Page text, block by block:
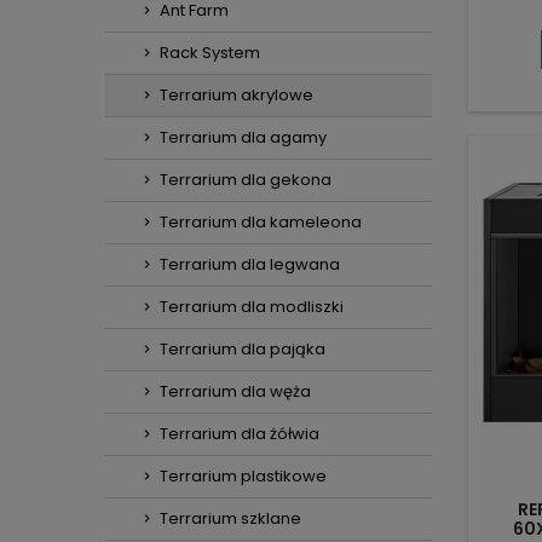
Ant Farm
Rack System
Terrarium akrylowe
Terrarium dla agamy
Terrarium dla gekona
Terrarium dla kameleona
Terrarium dla legwana
Terrarium dla modliszki
Terrarium dla pająka
Terrarium dla węża
Terrarium dla żółwia
Terrarium plastikowe
Terrarium szklane
cm –